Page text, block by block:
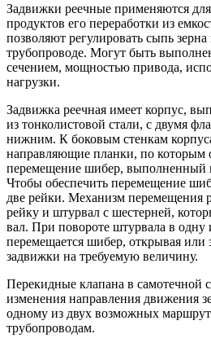
Задвижки реечные применяются
продуктов его переработки из
позволяют регулировать сыпь
трубопроводе. Могут быть
сечением, мощностью привода,
нагрузки.
Задвижка реечная имеет корпус,
из тонколистовой стали, с двумя
нижним. К боковым стенкам
направляющие планки, по которым
перемещение шибер, выполненный
Чтобы обеспечить перемещение
две рейки. Механизм перемещения
рейку и штурвал с шестерней,
вал. При повороте штурвала в одну
перемещается шибер, открывая или
задвижки на требуемую величину.
Перекидные клапана в самотечной
изменения направления движения
одному из двух возможных
трубопроводам.